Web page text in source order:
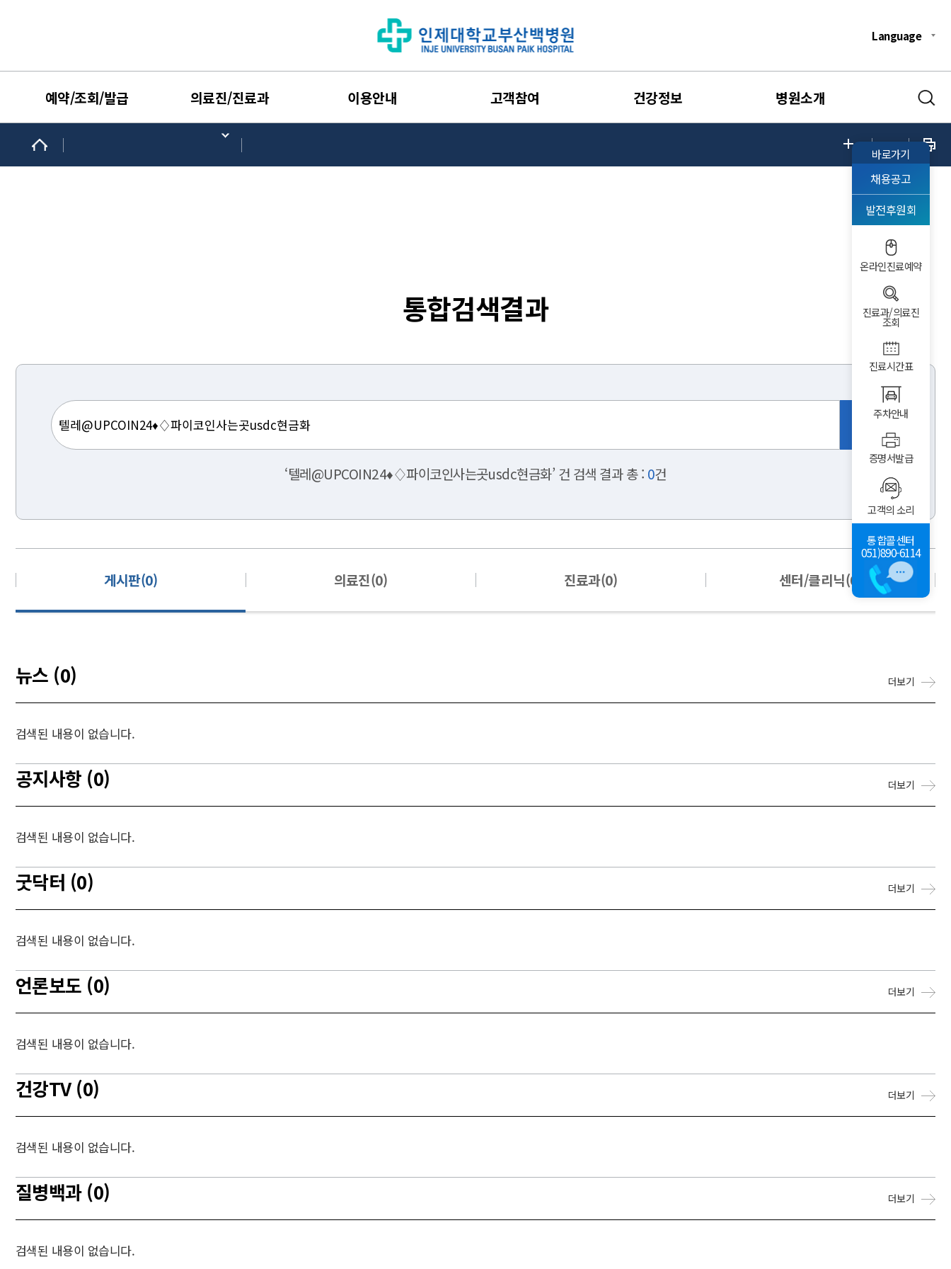
Language
예약/조회/발급 의료진/진료과 이용안내 고객참여 건강정보 병원소개
통합검색결과
‘텔레@UPCOIN24♦♢파이코인사는곳usdc현금화’ 건 검색 결과 총 : 0건
게시판(0) 의료진(0) 진료과(0) 센터/클리닉(0)
뉴스 (0)
검색된 내용이 없습니다.
더보기
공지사항 (0)
검색된 내용이 없습니다.
더보기
굿닥터 (0)
검색된 내용이 없습니다.
더보기
언론보도 (0)
검색된 내용이 없습니다.
더보기
건강TV (0)
검색된 내용이 없습니다.
더보기
질병백과 (0)
검색된 내용이 없습니다.
더보기
바로가기
채용공고
발전후원회
온라인진료예약
진료과/의료진
조회
진료시간표
주차안내
증명서발급
고객의 소리
통합콜센터
051)890-6114